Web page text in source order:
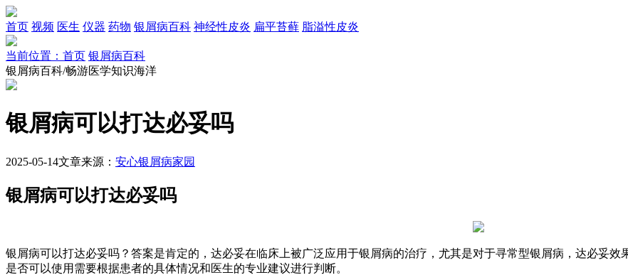
首页 视频 医生 仪器 药物 银屑病百科 神经性皮炎 扁平苔藓 脂溢性皮炎
当前位置：首页 银屑病百科
银屑病百科/畅游医学知识海洋
银屑病可以打达必妥吗
2025-05-14文章来源： 安心银屑病家园
银屑病可以打达必妥吗
银屑病可以打达必妥吗？答案是肯定的，达必妥在临床上被广泛应用于银屑病的治疗，尤其是对于寻常型银屑病，达必妥效
是否可以使用需要根据患者的具体情况和医生的专业建议进行判断。